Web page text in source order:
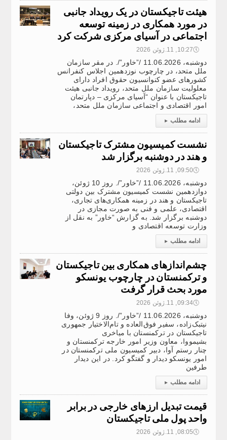
هیئت تاجیکستان در یک رویداد جانبی
در مورد همکاری در زمینه توسعه
اجتماعی در آسیای مرکزی شرکت کرد
🕔10:27, 11.ژوئن 2026
دوشنبه، 11.06.2026 /”خاور”/. در مقر سازمان
ملل متحد، در چارچوب نوزدهمین اجلاس کنفرانس
کشورهای عضو کنوانسیون حقوق افراد دارای
معلولیت سازمان ملل متحد، رویداد جانبی هیئت
تاجیکستان با عنوان “آسیای مرکزی – دپارتمان
امور اقتصادی و اجتماعی سازمان ملل متحد،
ادامه مطلب ▸
نشست کمیسیون مشترک تاجیکستان
و هند در دوشنبه برگزار شد
🕔09:50, 11.ژوئن 2026
دوشنبه، 11.06.2026 /”خاور”/. روز 10 ژوئن،
دوازدهمین نشست کمیسیون مشترک بین دولتی
تاجیکستان و هند در زمینه همکاری‌های تجاری،
اقتصادی، علمی و فنی به صورت مجازی در
دوشنبه برگزار شد. به گزارش “خاور” به نقل از
وزارت توسعه اقتصادی و
ادامه مطلب ▸
چشم‌اندازهای همکاری بین تاجیکستان
و ترکمنستان در چارچوب یونسکو
مورد بحث قرار گرفت
🕔09:34, 11.ژوئن 2026
دوشنبه، 11.06.2026 /”خاور”/. روز 9 ژوئن، وفا
نیتبک‌زاده، سفیر فوق‌العاده و تام‌الاختیار جمهوری
تاجیکستان در ترکمنستان با میاخری
بشیمووا، معاون وزیر امور خارجه ترکمنستان و
چنار رستم آوا، دبیر کمیسیون ملی ترکمنستان در
امور یونسکو دیدار و گفتگو کرد. در این دیدار
طرفین
ادامه مطلب ▸
قیمت تبدیل ارزهای خارجی در برابر
واحد پول ملی تاجیکستان
🕔08:05, 11.ژوئن 2026